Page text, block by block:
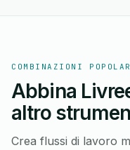
COMBINAZIONI
Abbina
altro
Crea flussi di lavoro